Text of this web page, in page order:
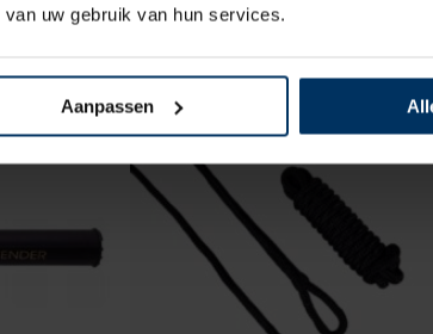
uw gebruik van hun services.
Aanpassen